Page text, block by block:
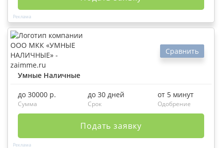
Умные Наличные
Сравнить
до 30000 р.
Сумма
до 30 дней
Срок
от 5 минут
Одобрение
Подать заявку